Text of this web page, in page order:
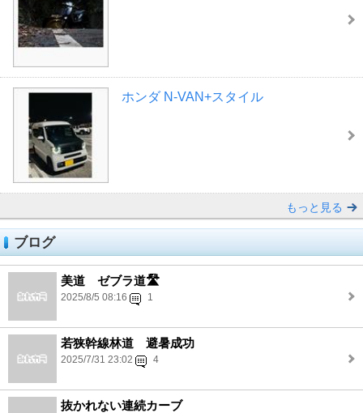
ホンダ N-VAN+スタイル
もっと見る
ブログ
美道 ゼブラ道🛣️
2025/8/5 08:16 1
若狭幹線林道 避暑成功
2025/7/31 23:02 4
抜かれない連続カーブ